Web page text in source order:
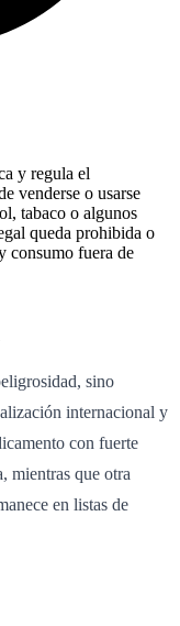
y regula el
venderse o usarse
tabaco o algunos
queda prohibida o
consumo fuera de
sino
internacional y
con fuerte
mientras que otra
en listas de